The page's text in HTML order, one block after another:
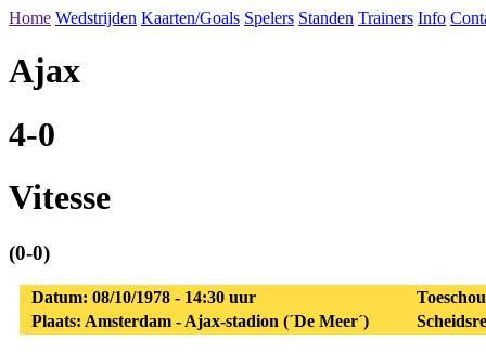
Home Wedstrijden Kaarten/Goals Spelers Standen Trainers Info
Ajax
4-0
Vitesse
(0-0)
Datum: 08/10/1978 - 14:30 uur
Plaats: Amsterdam - Ajax-stadion (´De Meer´)